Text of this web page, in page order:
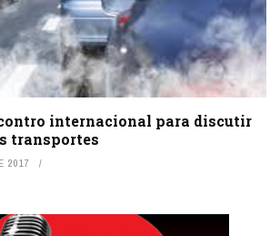
internacional para discutir
transportes
2017